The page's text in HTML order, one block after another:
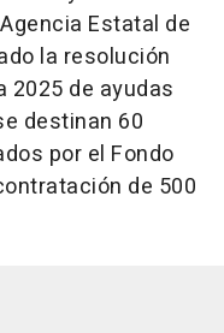
Estatal de
la resolución
2025 de ayudas
destinan 60
por el Fondo
de 500